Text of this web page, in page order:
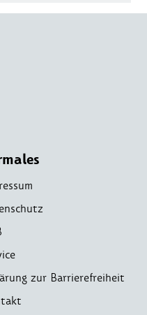
zur Barrierefreiheit